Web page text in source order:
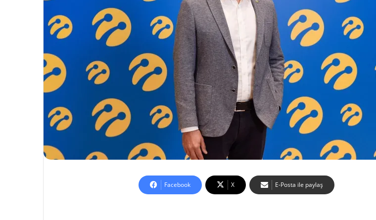
Facebook X E-Posta ile paylaş